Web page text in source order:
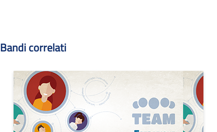
Bandi correlati